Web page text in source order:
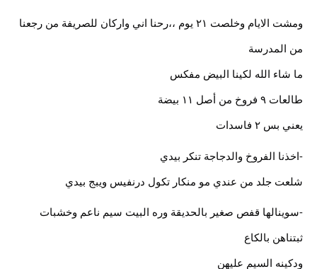
ومشت الايام وخلصت ٢١ يوم ،،رحنا اني واركان للصريفة من رجعنا
من المدرسة
ما شاء الله لكينا البيض مفكس
طالعات ٩ فروخ من أصل ١١ بيضة
يعني بس ٢ فاسدات
-اخذنا الفروخ والدجاجة تنكر بيدي
شلعت جلد من عندي مو منكار تكول درنفيس ويبج بيدي
-سوينالها قفص صغير بالحديقة وره البيت سيم ناعم وخشبات
ثبتناهن بالكاع
ودكينه السيم عليهن